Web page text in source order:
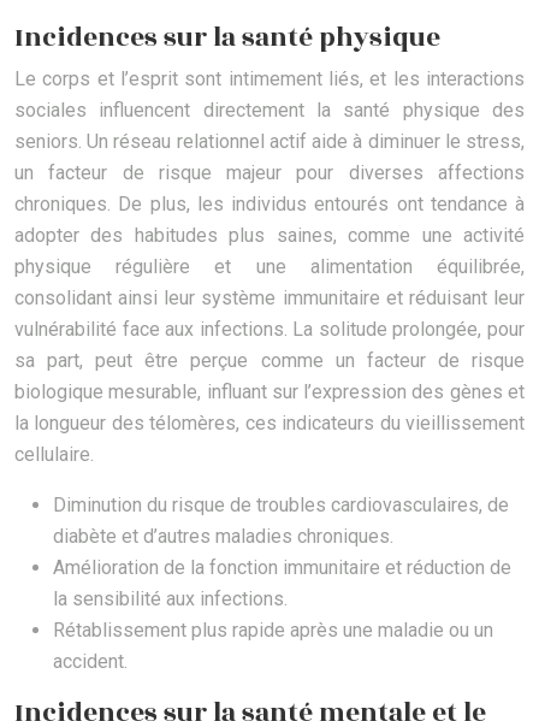
Incidences sur la santé physique
Le corps et l’esprit sont intimement liés, et les interactions
sociales influencent directement la santé physique des
seniors. Un réseau relationnel actif aide à diminuer le stress,
un facteur de risque majeur pour diverses affections
chroniques. De plus, les individus entourés ont tendance à
adopter des habitudes plus saines, comme une activité
physique régulière et une alimentation équilibrée,
consolidant ainsi leur système immunitaire et réduisant leur
vulnérabilité face aux infections. La solitude prolongée, pour
sa part, peut être perçue comme un facteur de risque
biologique mesurable, influant sur l’expression des gènes et
la longueur des télomères, ces indicateurs du vieillissement
cellulaire.
Diminution du risque de troubles cardiovasculaires, de
diabète et d’autres maladies chroniques.
Amélioration de la fonction immunitaire et réduction de
la sensibilité aux infections.
Rétablissement plus rapide après une maladie ou un
accident.